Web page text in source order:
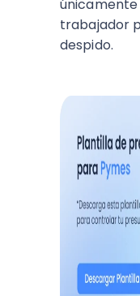
trabajador
despido.